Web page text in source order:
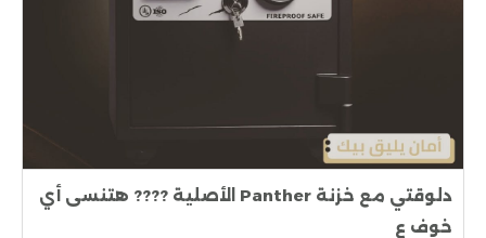
دلوقتي مع خزنة Panther الأصلية ???? هتنسى أي
خوف ع